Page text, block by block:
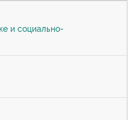
и социально-